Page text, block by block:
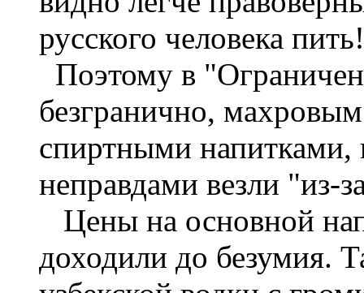
русского человека пить!
Поэтому в
безгранично,
спиртными напитками,
неправдами везли "из-
Цены на основной
доходили до безумия.